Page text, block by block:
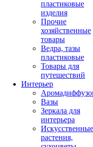
пластиковые
изделия
Прочие
хозяйственные
товары
Ведра, тазы
пластиковые
Товары для
путешествий
Интерьер
Вазы
Зеркала для
интерьера
Искусственные
растения,